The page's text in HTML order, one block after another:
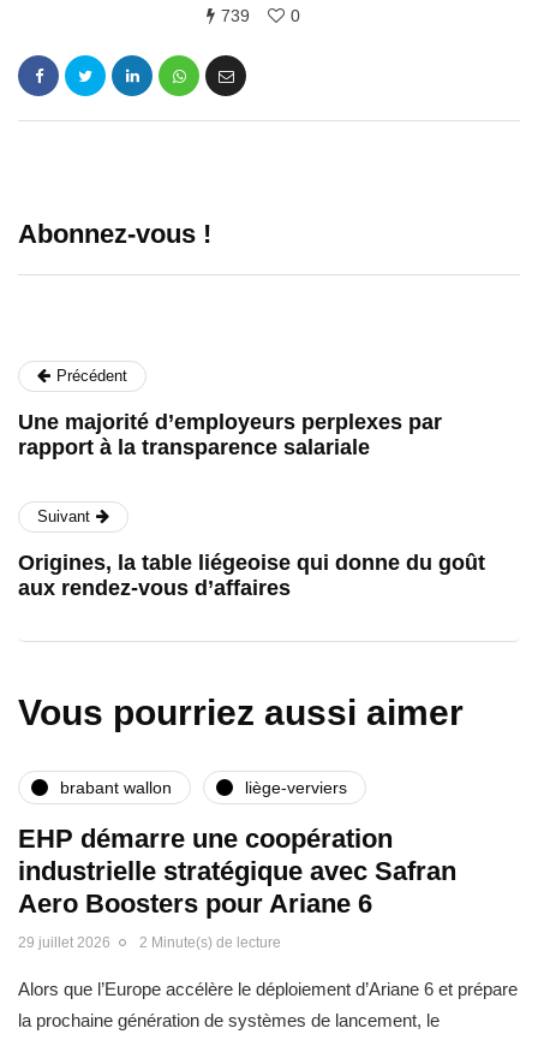
739 0
Abonnez-vous !
Précédent
Une majorité d’employeurs perplexes par
rapport à la transparence salariale
Suivant
Origines, la table liégeoise qui donne du goût
aux rendez-vous d’affaires
Vous pourriez aussi aimer
brabant wallon liège-verviers
EHP démarre une coopération
industrielle stratégique avec Safran
Aero Boosters pour Ariane 6
29 juillet 2026 2 Minute(s) de lecture
Alors que l’Europe accélère le déploiement d’Ariane 6 et prépare
la prochaine génération de systèmes de lancement, le